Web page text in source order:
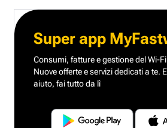
Super app
Consumi, fatture e gestione del Wi-
Nuove offerte e servizi dedicati a te.
aiuto, fai tutto da lì